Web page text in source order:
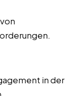
in der